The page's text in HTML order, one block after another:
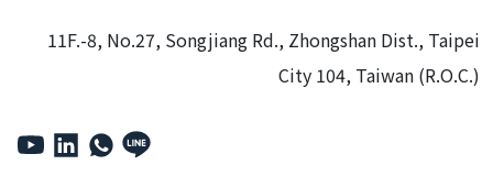
11F.-8, No.27, Songjiang Rd., Zhongshan Dist., Taipei
City 104, Taiwan (R.O.C.)